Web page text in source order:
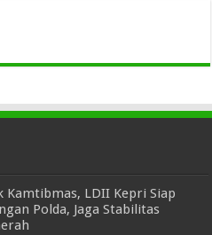
Kamtibmas, LDII Kepri Siap
Polda, Jaga Stabilitas